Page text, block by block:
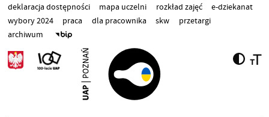
Przejdź do treści
deklaracja dostępności mapa uczelni rozkład zajęć
e-dziekanat
wybory 2024
praca dla pracownika skw
przetargi
archiwum